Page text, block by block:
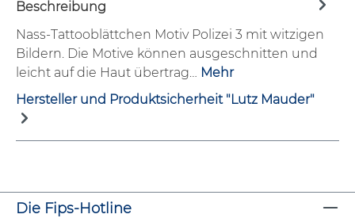
Beschreibung
Nass-Tattooblättchen Motiv Polizei 3 mit witzigen
Bildern. Die Motive können ausgeschnitten und
leicht auf die Haut übertrag… Mehr
Hersteller und Produktsicherheit "Lutz Mauder"
Die Fips-Hotline